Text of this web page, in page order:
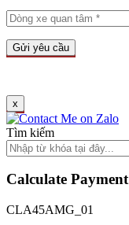
x
Tìm kiếm
Calculate Payment
CLA45AMG_01